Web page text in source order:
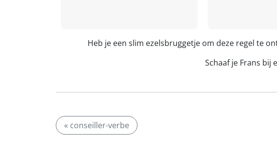
Heb je een slim ezelsbruggetje om deze regel te
Schaaf je Frans bij
« conseiller-verbe